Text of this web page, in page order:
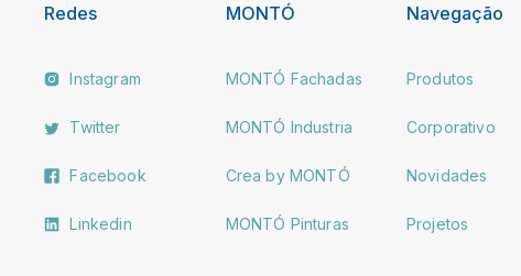
Redes
Instagram
Twitter
Facebook
Linkedin
MONTÓ
MONTÓ Fachadas
MONTÓ Industria
Crea by MONTÓ
MONTÓ Pinturas
Navegação
Produtos
Corporativo
Novidades
Projetos